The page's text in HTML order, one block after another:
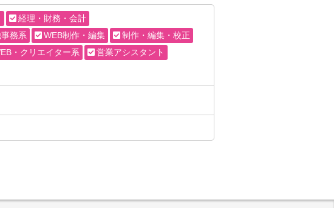
経理・財務・会計
務系 WEB制作・編集
制作・編集・校正
・クリエイター系
営業アシスタント